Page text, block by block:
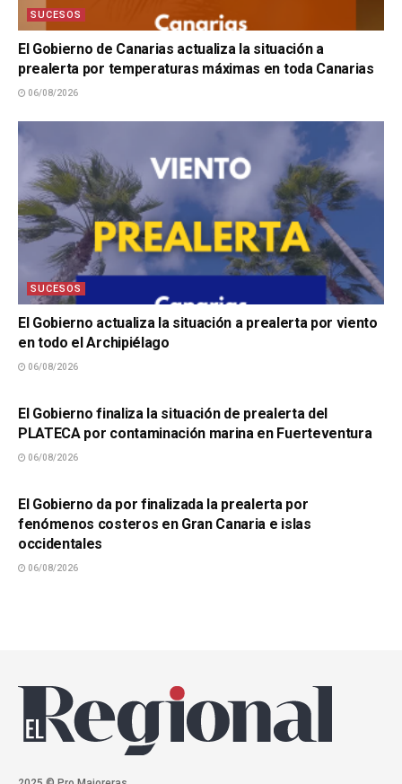
SUCESOS
El Gobierno de Canarias actualiza la situación a
prealerta por temperaturas máximas en toda Canarias
06/08/2026
SUCESOS
El Gobierno actualiza la situación a prealerta por viento
en todo el Archipiélago
06/08/2026
El Gobierno finaliza la situación de prealerta del
PLATECA por contaminación marina en Fuerteventura
06/08/2026
El Gobierno da por finalizada la prealerta por
fenómenos costeros en Gran Canaria e islas
occidentales
06/08/2026